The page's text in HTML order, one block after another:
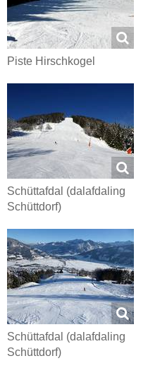
Piste Hirschkogel
Schüttafdal (dalafdaling
Schüttdorf)
Schüttafdal (dalafdaling
Schüttdorf)